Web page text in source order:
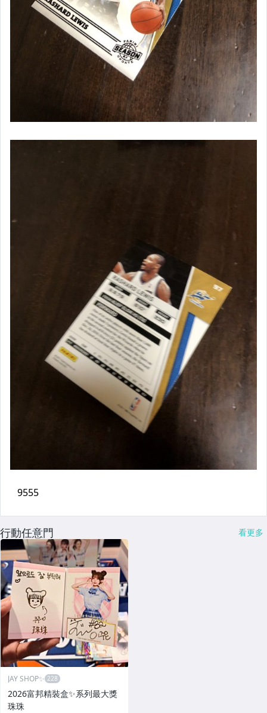
行動任意門 看更多
JAY SHOP✨
2026富邦精裝盒✨系列最大獎
珠珠